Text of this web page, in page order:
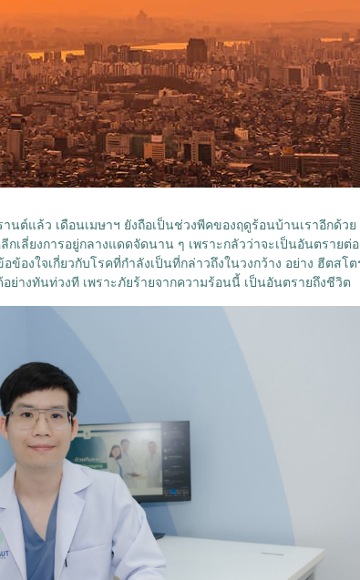
นต์แล้ว เดือนเมษาฯ ยังถือเป็นช่วงพีคของฤดูร้อนบ้านเราอีกด้
เลี่ยงการอยู่กลางแดดจัดนาน ๆ เพราะกลัวว่าจะเป็นอันตรา
งใจเกี่ยวกับโรคที่กำลังเป็นที่กล่าวถึงในวงกว้าง อย่าง ฮีตส
ย่างทันท่วงที เพราะภัยร้ายจากความร้อนนี้ เป็นอันตรายถึงชีวิต